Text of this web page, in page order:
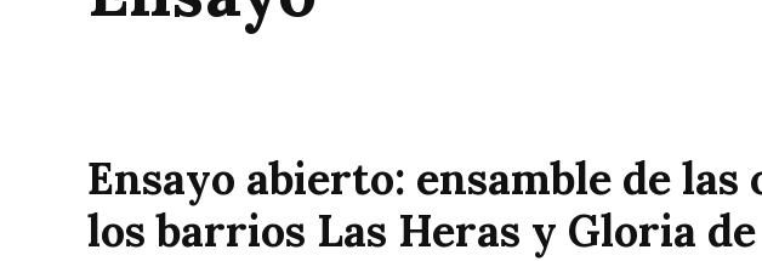
Ensayo abierto: ensamble de las
los barrios Las Heras y Gloria